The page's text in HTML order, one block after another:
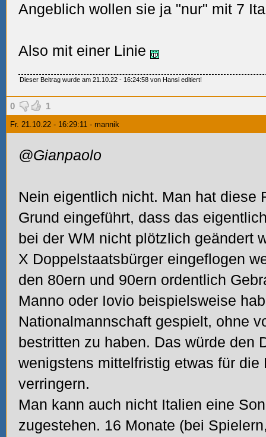
Angeblich wollen sie ja "nur" mit 7
Also mit einer Linie
Dieser Beitrag wurde am 21.10.22 - 16:24:58 von Hansi editiert!
0 1
Fr. 21.10.22 - 16:29:11 - mannik
@Gianpaolo
Nein eigentlich nicht. Man hat diese
Grund eingeführt, dass das
bei der WM nicht plötzlich geändert
X Doppelstaatsbürger eingeflogen
den 80ern und 90ern ordentlich
Manno oder Iovio beispielsweise
Nationalmannschaft gespielt, ohne
bestritten zu haben. Das würde den
wenigstens mittelfristig etwas für die
verringern.
Man kann auch nicht Italien eine
zugestehen. 16 Monate (bei